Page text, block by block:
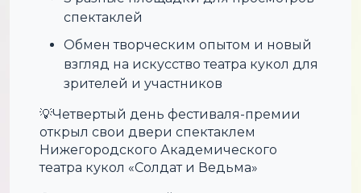
спектаклей
Обмен творческим опытом и новый
взгляд на искусство театра кукол для
зрителей и участников
💡Четвертый день фестиваля-премии
открыл свои двери спектаклем
Нижегородского Академического
театра кукол «Солдат и Ведьма»